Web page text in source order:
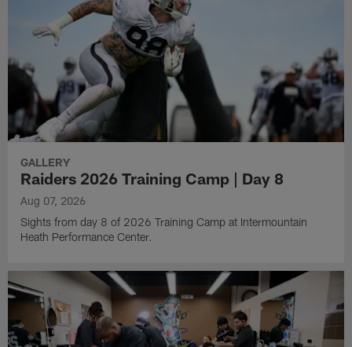
GALLERY
Raiders 2026 Training Camp | Day 8
Aug 07, 2026
Sights from day 8 of 2026 Training Camp at Intermountain
Heath Performance Center.